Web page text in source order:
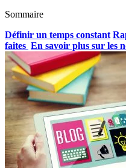
Sommaire
Définir un temps constant
faites En savoir plus sur les